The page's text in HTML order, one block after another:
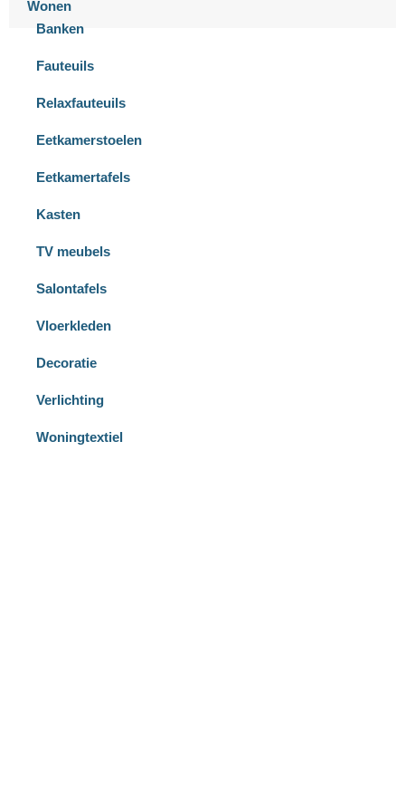
Wonen
Banken
Fauteuils
Relaxfauteuils
Eetkamerstoelen
Eetkamertafels
Kasten
TV meubels
Salontafels
Vloerkleden
Decoratie
Verlichting
Woningtextiel